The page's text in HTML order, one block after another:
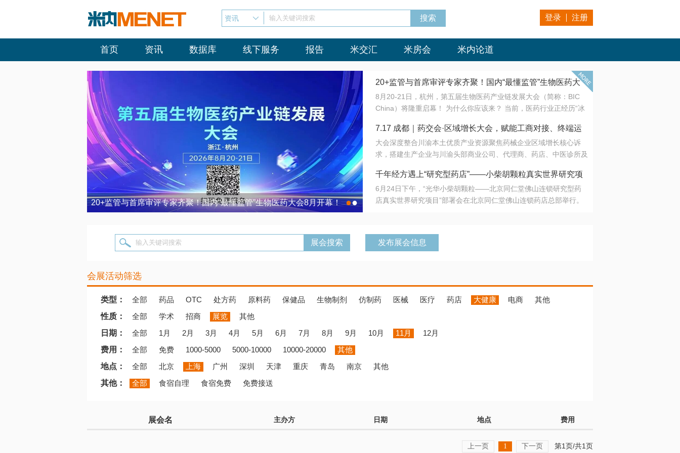
资讯 输入关键词搜索 登录 注册
首页 资讯 数据库 线下服务 报告 米交汇 米房会 米内论道
20+监管与首席审评专家齐聚！国内“最懂监管”生物医药大会8月开幕！ 7.17 成都｜药交会·区域增长大会，赋能工商对接、终端运营
●●
20+监管与首席审评专家齐聚！国内“最懂监管”生物医药大
会8月开幕！
8月20-21日，杭州，第五届生物医药产业链发展大会（简称：BIC
China）将隆重启幕！ 为什么你应该来？ 当前，医药行业正经历“冰
法正重新定义研发效率；另一端是创新药“最后一公里”的支付与入院
难题，呼唤更成熟的产业生态。 同质化“内卷”已无出路，全产业链协
同与出海能力建设才是破局关键。 本届大会以 “重构生态，定义未
算力突围；从中药创新、复杂药物制剂、CGT、多肽与小核酸的技
术攻坚，到CDMO的柔性智造。 我们致力于打破壁垒，让“实验
室”与“生产线”、“研发端”与“支付端”深度对话，更让监管、产业、资
7.17 成都｜药交会·区域增长大会，赋能工商对接、终端运
营
大会深度整合川渝本土优质产业资源聚焦药械企业区域增长核心诉
求，搭建生产企业与川渝头部商业公司、代理商、药店、中医诊所及
域增量份额夯实西南市场战略布局
千年经方遇上“研究型药店”——小柴胡颗粒真实世界研究项
目在北京同仁堂佛山连锁启动
6月24日下午，“光华小柴胡颗粒——北京同仁堂佛山连锁研究型药
店真实世界研究项目”部署会在北京同仁堂佛山连锁药店总部举行。
输入关键词搜索 发布展会信息
会展活动筛选
类型： 全部 药品 OTC 处方药 原料药 保健品 生物制剂 仿制药 医械 医疗 药店 大健康 电商
其他
性质：
全部 学术 招商 展览
其他
日期：
全部 1月 2月 3月 4月 5月 6月 7月 8月 9月 10月 11月
12月
费用：
全部 免费 1000-5000 5000-10000 10000-20000
其他
地点：
全部 北京 上海 广州 深圳 天津 重庆 青岛 南京
其他
其他：
全部 食宿自理 食宿免费 免费接送
展会名 主办方 日期 地点 费用
上一页 1 下一页 第1页/共1页